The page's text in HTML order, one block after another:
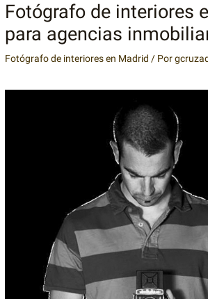
Fotógrafo de interiores
para agencias
Fotógrafo de interiores en Madrid / Por